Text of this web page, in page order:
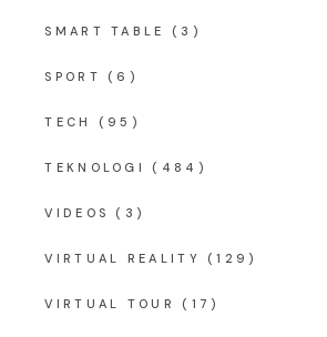
SMART TABLE (3)
SPORT (6)
TECH (95)
TEKNOLOGI (484)
VIDEOS (3)
VIRTUAL REALITY (129)
VIRTUAL TOUR (17)